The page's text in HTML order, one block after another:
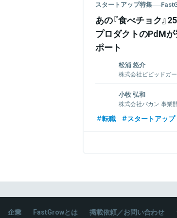
スタートアップ特集
あの『食べチョク』
プロダクトのPdM
ポート
松浦 悠介
株式会社ビビッドガ
一橋大学卒業。学生時代4
験。新卒初のテクニカル
VMwareへ入社。2018年11
小牧 弘和
株式会社バカン 事業
東北大学大学院環境科学研
会社バカンにジョインし
転職 スタートアップ
企業 FastGrowとは 掲載依頼／お問い合わせ